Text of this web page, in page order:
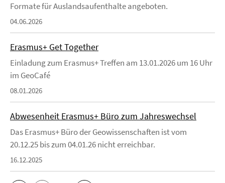
Formate für Auslandsaufenthalte angeboten.
04.06.2026
Erasmus+ Get Together
Einladung zum Erasmus+ Treffen am 13.01.2026 um 16 Uhr
im GeoCafé
08.01.2026
Abwesenheit Erasmus+ Büro zum Jahreswechsel
Das Erasmus+ Büro der Geowissenschaften ist vom
20.12.25 bis zum 04.01.26 nicht erreichbar.
16.12.2025